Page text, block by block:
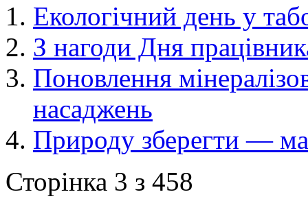
Екологічний день у
З нагоди Дня
Поновлення
насаджень
Природу зберегти —
Сторінка 3 з 458